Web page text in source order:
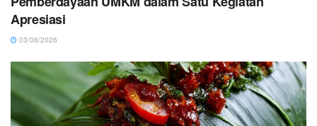
Apresiasi
03/08/2026